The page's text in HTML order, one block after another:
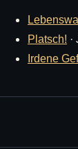
Platsch!
Irdene